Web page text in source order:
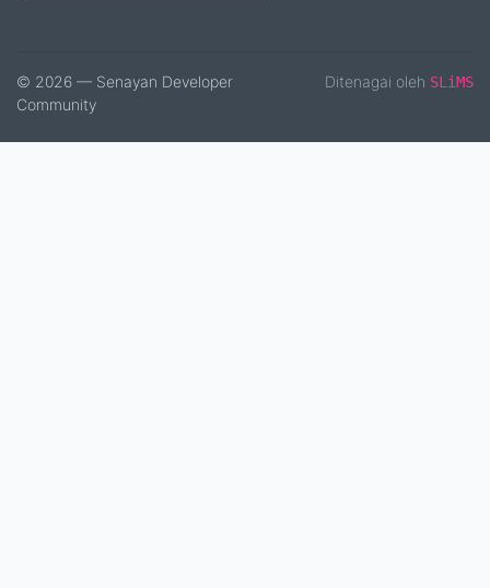
© 2026 — Senayan Developer
Community
Ditenagai oleh SLiMS